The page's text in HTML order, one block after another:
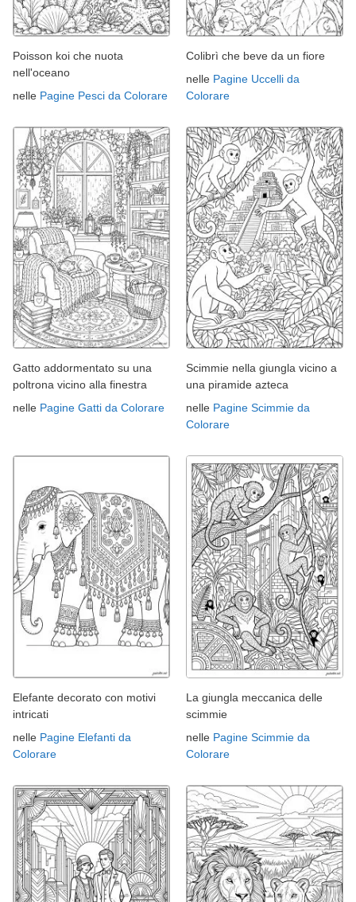
Poisson koi che nuota
nell'oceano
nelle Pagine Pesci da Colorare
Colibrì che beve da un fiore
nelle Pagine Uccelli da
Colorare
Gatto addormentato su una
poltrona vicino alla finestra
nelle Pagine Gatti da Colorare
Scimmie nella giungla vicino a
una piramide azteca
nelle Pagine Scimmie da
Colorare
Elefante decorato con motivi
intricati
nelle Pagine Elefanti da
Colorare
La giungla meccanica delle
scimmie
nelle Pagine Scimmie da
Colorare